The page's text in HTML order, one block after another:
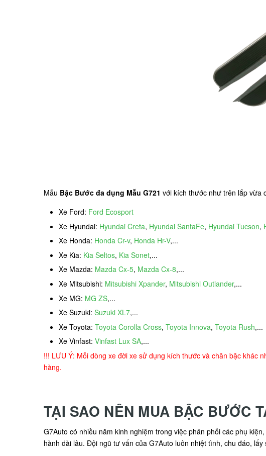
Mẫu Bậc Bước đa dụng Mẫu G721 với kích thước như trên lắp vừa
Xe Ford: Ford Ecosport
Xe Hyundai: Hyundai Creta, Hyundai SantaFe, Hyundai Tucson,
Xe Honda: Honda Cr-v, Honda Hr-V,...
Xe Kia: Kia Seltos, Kia Sonet,...
Xe Mazda: Mazda Cx-5, Mazda Cx-8,...
Xe Mitsubishi: Mitsubishi Xpander, Mitsubishi Outlander,...
Xe MG: MG ZS,...
Xe Suzuki: Suzuki XL7,...
Xe Toyota: Toyota Corolla Cross, Toyota Innova, Toyota Rush,...
Xe Vinfast: Vinfast Lux SA,...
!!! LƯU Ý: Mỗi dòng xe đời xe sử dụng kích thước và chân bậc khác
hàng.
TẠI SAO NÊN MUA BẬC BƯỚC
G7Auto có nhiều năm kinh nghiệm trong việc phân phối các phụ
hành dài lâu. Đội ngũ tư vấn của G7Auto luôn nhiệt tình, chu đáo,